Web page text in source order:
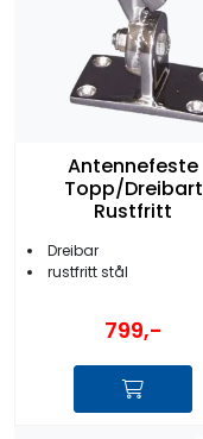
Antennefeste
Topp/Dreibart
Rustfritt
Dreibar
rustfritt stål
799,-